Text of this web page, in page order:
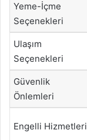
Yeme-İçme
Seçenekleri
Ulaşım
Seçenekleri
Güvenlik
Önlemleri
Engelli Hizmetleri